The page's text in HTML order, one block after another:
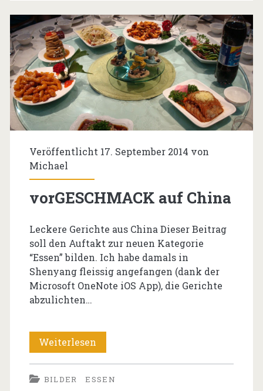
Veröffentlicht 17. September 2014 von
Michael
vorGESCHMACK auf China
Leckere Gerichte aus China Dieser Beitrag
soll den Auftakt zur neuen Kategorie
“Essen” bilden. Ich habe damals in
Shenyang fleissig angefangen (dank der
Microsoft OneNote iOS App), die Gerichte
abzulichten…
Weiterlesen
auf
China
BILDER
ESSEN